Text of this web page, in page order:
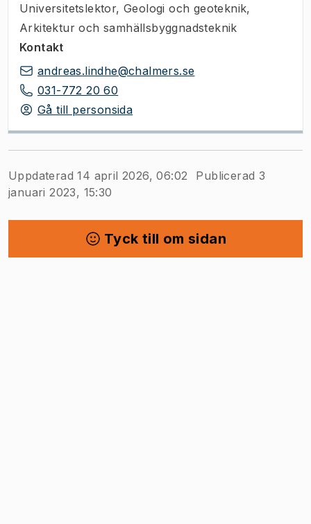
Universitetslektor, Geologi och geoteknik,
Arkitektur och samhällsbyggnadsteknik
Kontakt
andreas.lindhe@chalmers.se
031-772 20 60
Gå till personsida
Uppdaterad 14 april 2026, 06:02
Publicerad 3
januari 2023, 15:30
Tyck till om sidan